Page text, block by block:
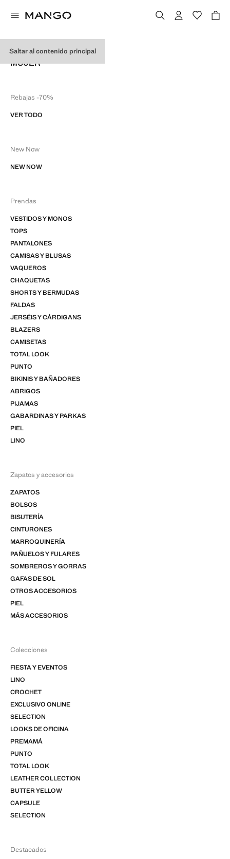
Saltar al contenido principal
MAPA DEL SITIO WEB
MUJER
Rebajas -70%
VER TODO
New Now
NEW NOW
Prendas
VESTIDOS Y MONOS
TOPS
PANTALONES
CAMISAS Y BLUSAS
VAQUEROS
CHAQUETAS
SHORTS Y BERMUDAS
FALDAS
JERSÉIS Y CÁRDIGANS
BLAZERS
CAMISETAS
TOTAL LOOK
PUNTO
BIKINIS Y BAÑADORES
ABRIGOS
PIJAMAS
GABARDINAS Y PARKAS
PIEL
LINO
Zapatos y accesorios
ZAPATOS
BOLSOS
BISUTERÍA
CINTURONES
MARROQUINERÍA
PAÑUELOS Y FULARES
SOMBREROS Y GORRAS
GAFAS DE SOL
OTROS ACCESORIOS
PIEL
MÁS ACCESORIOS
Colecciones
FIESTA Y EVENTOS
LINO
CROCHET
EXCLUSIVO ONLINE
SELECTION
LOOKS DE OFICINA
PREMAMÁ
PUNTO
TOTAL LOOK
LEATHER COLLECTION
BUTTER YELLOW
CAPSULE
SELECTION
Destacados